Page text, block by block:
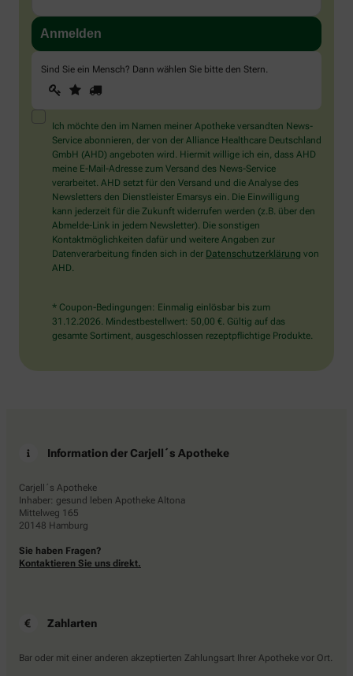
Sind Sie ein Mensch? Dann wählen Sie bitte den Stern.
Sind
Sie
ein
Mensch?
Dann
wählen
Sie
bitte
den
Stern.
1 2
Ich möchte den im Namen meiner Apotheke versandten News-
Service abonnieren, der von der Alliance Healthcare Deutschland
GmbH (AHD) angeboten wird. Hiermit willige ich ein, dass AHD
meine E-Mail-Adresse zum Versand des News-Service
verarbeitet. AHD setzt für den Versand und die Analyse des
Newsletters den Dienstleister Emarsys ein. Die Einwilligung
kann jederzeit für die Zukunft widerrufen werden (z.B. über den
Abmelde-Link in jedem Newsletter). Die sonstigen
Kontaktmöglichkeiten dafür und weitere Angaben zur
Datenverarbeitung finden sich in der Datenschutzerklärung von
AHD.
* Coupon-Bedingungen: Einmalig einlösbar bis zum
31.12.2026. Mindestbestellwert: 50,00 €. Gültig auf das
gesamte Sortiment, ausgeschlossen rezeptpflichtige Produkte.
Information der Carjell´s Apotheke
Carjell´s Apotheke
Inhaber: gesund leben Apotheke Altona
Mittelweg 165
20148 Hamburg
Sie haben Fragen?
Kontaktieren Sie uns direkt.
Zahlarten
Bar oder mit einer anderen akzeptierten Zahlungsart Ihrer Apotheke vor Ort.